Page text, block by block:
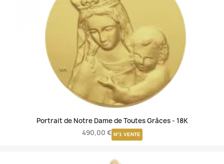
Portrait de Notre Dame de Toutes Grâces - 18K
490,00 € N°1 VENTE